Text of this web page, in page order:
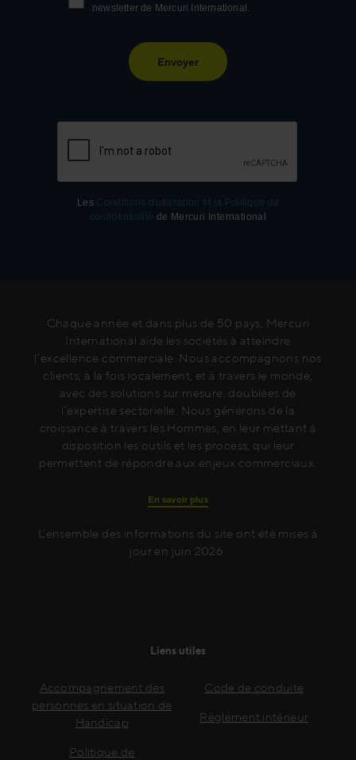
newsletter de Mercuri International.
Envoyer
Les Conditions d'utilisation et la Politique de
confidentialité de Mercuri International
Chaque année et dans plus de 50 pays, Mercuri
International aide les sociétés à atteindre
l’excellence commerciale. Nous accompagnons nos
clients, à la fois localement, et à travers le monde,
avec des solutions sur mesure, doublées de
l’expertise sectorielle. Nous générons de la
croissance à travers les Hommes, en leur mettant à
disposition les outils et les process, qui leur
permettent de répondre aux enjeux commerciaux.
En savoir plus
L’ensemble des informations du site ont été mises à
jour en juin 2026.
Liens utiles
Accompagnement des
personnes en situation de
Handicap
Politique de
Code de conduite
Règlement intérieur